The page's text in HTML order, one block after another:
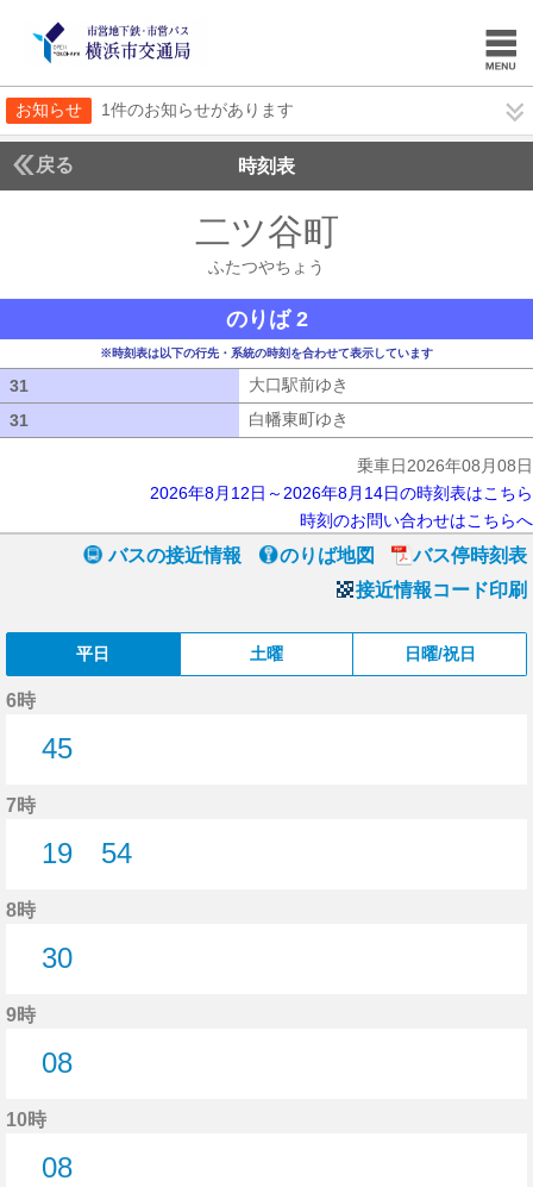
お知らせ 1件のお知らせがあります
戻る 時刻表
二ツ谷町
ふたつやちょう
のりば 2
※時刻表は以下の行先・系統の時刻を合わせて表示しています
31 大口駅前ゆき
31
白幡東町ゆき
乗車日2026年08月08日
2026年8月12日～2026年8月14日の時刻表はこちら
時刻のお問い合わせはこちらへ
バスの接近情報 のりば地図
バス停時刻表
接近情報コード印刷
平日 土曜 日曜/祝日
6時
45
7時
19
54
8時
30
9時
08
10時
08